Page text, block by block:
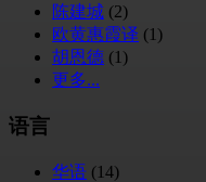
陈建城 (2)
欧黄惠霞译 (1)
胡恩德 (1)
更多...
语言
华语 (14)